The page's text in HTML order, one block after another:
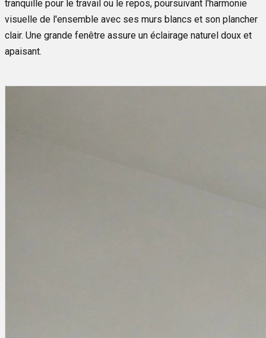
tranquille pour le travail ou le repos, poursuivant l'harmonie
visuelle de l'ensemble avec ses murs blancs et son plancher
clair. Une grande fenêtre assure un éclairage naturel doux et
apaisant.